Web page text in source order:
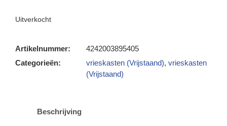
Uitverkocht
Artikelnummer:
4242003895405
Categorieën:
vrieskasten (Vrijstaand), vrieskasten
(Vrijstaand)
Beschrijving